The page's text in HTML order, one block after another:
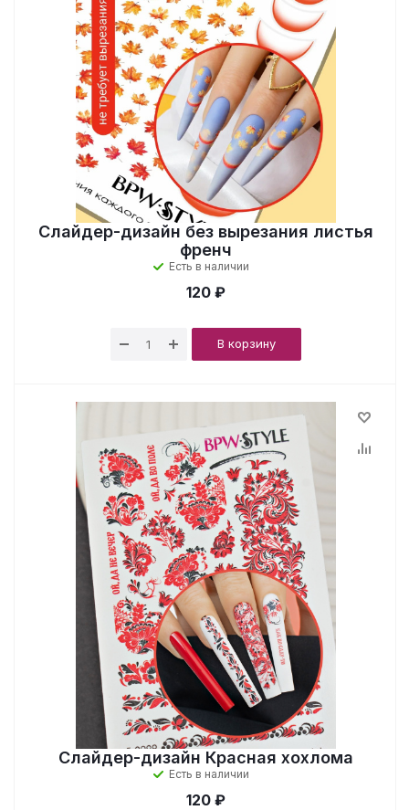
Слайдер-дизайн без вырезания листья
френч
Есть в наличии
120 ₽
В корзину
Слайдер-дизайн Красная хохлома
Есть в наличии
120 ₽